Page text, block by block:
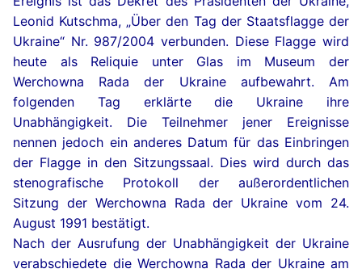
Leonid Kutschma, „Über den Tag der Staatsflagge der
Ukraine“ Nr. 987/2004 verbunden. Diese Flagge wird
heute als Reliquie unter Glas im Museum der
Werchowna Rada der Ukraine aufbewahrt. Am
folgenden Tag erklärte die Ukraine ihre
Unabhängigkeit. Die Teilnehmer jener Ereignisse
nennen jedoch ein anderes Datum für das Einbringen
der Flagge in den Sitzungssaal. Dies wird durch das
stenografische Protokoll der außerordentlichen
Sitzung der Werchowna Rada der Ukraine vom 24.
August 1991 bestätigt.
Nach der Ausrufung der Unabhängigkeit der Ukraine
verabschiedete die Werchowna Rada der Ukraine am